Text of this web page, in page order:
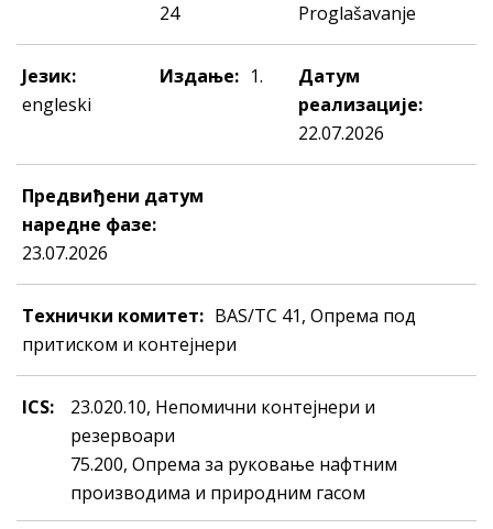
24
Proglašavanje
Језик:
engleski
Издање: 1.
Датум
реализације:
22.07.2026
Предвиђени датум
наредне фазе:
23.07.2026
Технички комитет: BAS/TC 41, Опрема под
притиском и контејнери
ICS:
23.020.10, Нeпoмични кoнтejнeри и
рeзeрвoaри
75.200, Опрема за руковање нафтним
производима и природним гасом